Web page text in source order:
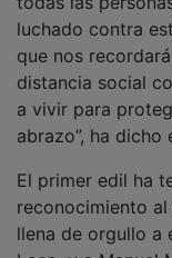
luchado contra
que nos
distancia social
a vivir para
abrazo”, ha dicho
reconocimiento
llena de orgullo a
Losa y a Manuel